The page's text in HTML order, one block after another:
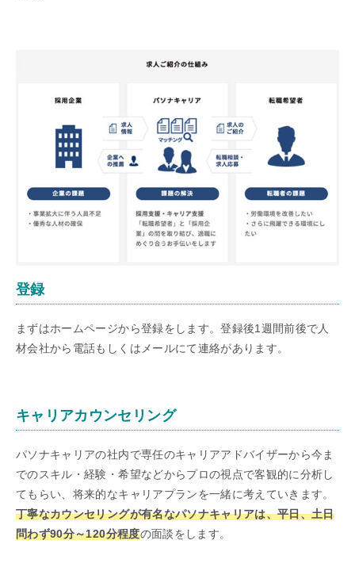
登録
まずはホームページから登録をします。登録後1週間前後で人
材会社から電話もしくはメールにて連絡があります。
キャリアカウンセリング
パソナキャリアの社内で専任のキャリアアドバイザーから今ま
でのスキル・経験・希望などからプロの視点で客観的に分析し
てもらい、将来的なキャリアプランを一緒に考えていきます。
丁寧なカウンセリングが有名なパソナキャリアは、平日、土日
問わず90分～120分程度の面談をします。